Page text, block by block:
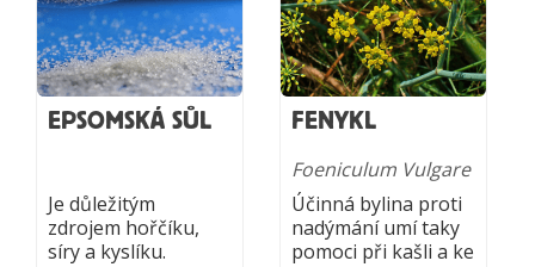
EPSOMSKÁ SŮL
Je důležitým
zdrojem hořčíku,
síry a kyslíku.
FENYKL
Foeniculum Vulgare
Účinná bylina proti
nadýmání umí taky
pomoci při kašli a ke